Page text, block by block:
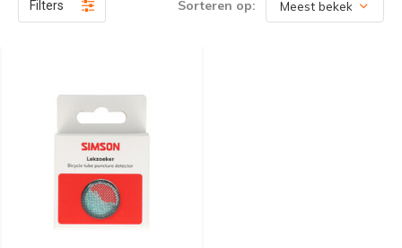
Filters Sorteren op: